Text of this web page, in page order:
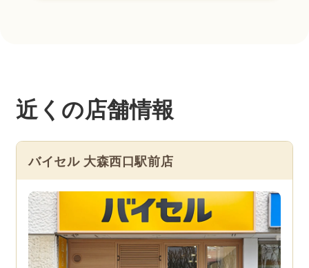
近くの店舗情報
バイセル 大森西口駅前店